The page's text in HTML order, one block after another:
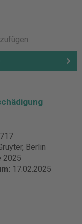
Bände 1 ff. –
Verlag C.H.Beck
München
Berlin
2025
17.02.2025